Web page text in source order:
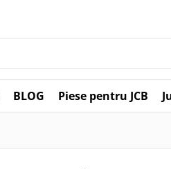
BLOG Piese pentru JCB